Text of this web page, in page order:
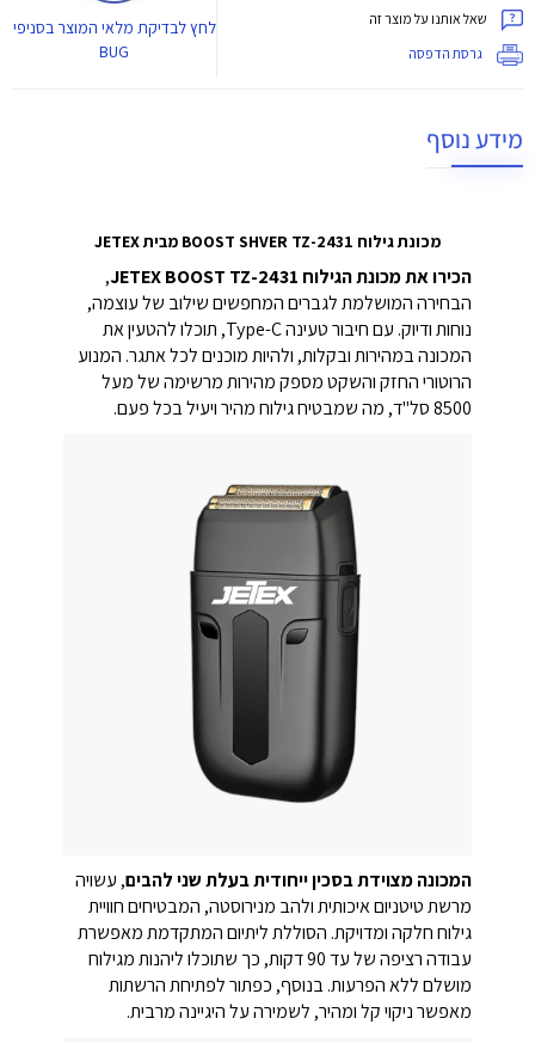
שאל אותנו על מוצר זה
גרסת הדפסה
לחץלבדיקת מלאי המוצר בסניפי
BUG
מידע נוסף
מכונת גילוח BOOST SHVER TZ-2431 מבית JETEX
הכירו את מכונת הגילוח JETEX BOOST TZ-2431
,
הבחירה המושלמת לגברים המחפשים שילוב של עוצמה,
נוחות ודיוק. עם חיבור טעינה Type-C, תוכלו להטעין את
המכונה במהירות ובקלות, ולהיות מוכנים לכל אתגר. המנוע
הרוטורי החזק והשקט מספק מהירות מרשימה של מעל
8500 סל"ד, מה שמבטיח גילוח מהיר ויעיל בכל פעם.
המכונה מצוידת בסכין ייחודית בעלת שני להבים, עשויה
מרשת טיטניום איכותית ולהב מנירוסטה, המבטיחים חוויית
גילוח חלקה ומדויקת. הסוללת ליתיום המתקדמת מאפשרת
עבודה רציפה של עד 90 דקות, כך שתוכלו ליהנות מגילוח
מושלם ללא הפרעות. בנוסף, כפתור לפתיחת הרשתות
מאפשר ניקוי קל ומהיר, לשמירה על היגיינה מרבית.